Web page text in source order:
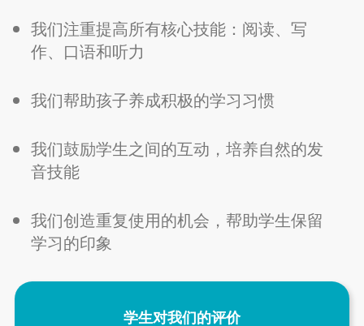
我们注重提高所有核心技能：阅读、写
作、口语和听力
我们帮助孩子养成积极的学习习惯
我们鼓励学生之间的互动，培养自然的发
音技能
我们创造重复使用的机会，帮助学生保留
学习的印象
学生对我们的评价